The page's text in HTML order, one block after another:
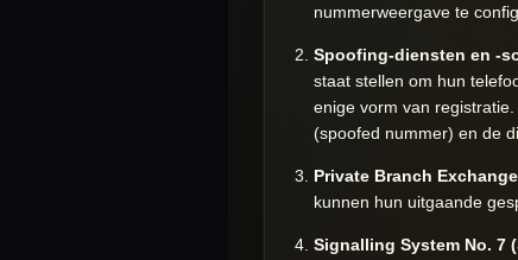
nummerweergave te
Spoofing-diensten en -
staat stellen om hun
enige vorm van
(spoofed nummer) en de
Private Branch
kunnen hun uitgaande
Signalling System No. 7